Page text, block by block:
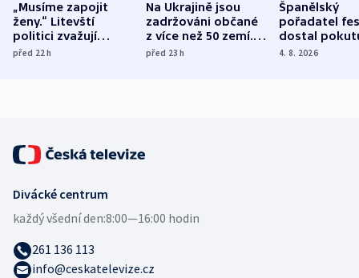
„Musíme zapojit
ženy.“ Litevští
politici zvažují
dohodu o
před 22h
Na Ukrajině jsou
zadržováni občané
z více než 50 zemí.
Bojovali na straně
před 23h
Španělský
pořadatel
dostal
nekalé
4. 8. 2026
Divácké centrum
každý všední den:8:00—16:00 hodin
261 136 113
info@ceskatelevize.cz